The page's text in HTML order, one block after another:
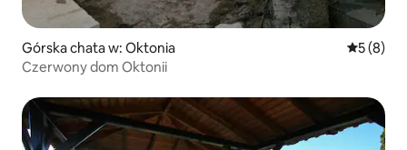
Górska chata w: Oktonia Średnia
5 (8)
Czerwony dom Oktonii